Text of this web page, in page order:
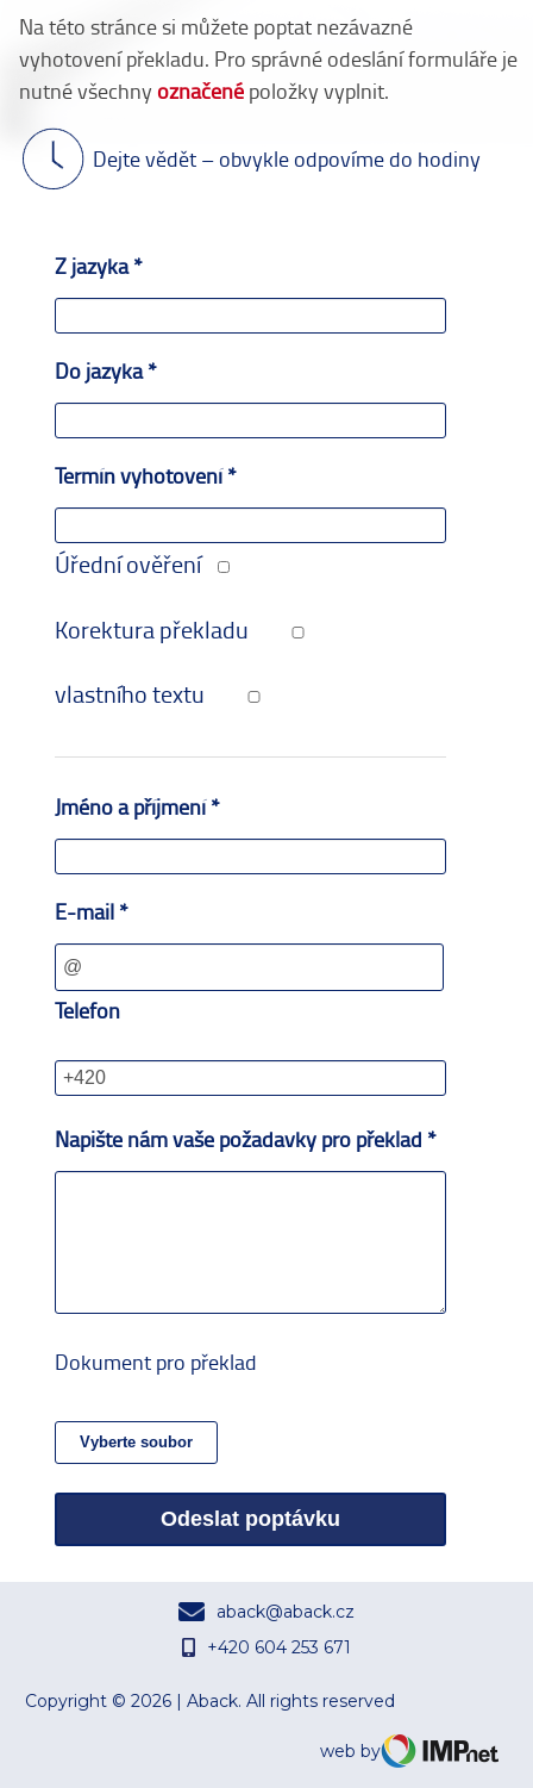
Na této stránce si můžete poptat nezávazné
vyhotovení překladu. Pro správné odeslání formuláře je
nutné všechny označené položky vyplnit.
Dejte vědět – obvykle odpovíme do hodiny
Z jazyka *
Do jazyka *
Termín vyhotovení *
Úřední ověření
Korektura překladu
vlastního textu
Jméno a příjmení *
E-mail *
Telefon
Napište nám vaše požadavky pro překlad *
Dokument pro překlad
Odeslat poptávku
aback@aback.cz
+420 604 253 671
Copyright © 2026 | Aback. All rights reserved
web by